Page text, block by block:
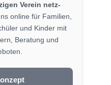
Verein netz-
online für Familien,
und Kinder mit
Beratung und